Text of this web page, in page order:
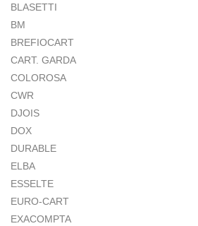
BLASETTI
BM
BREFIOCART
CART. GARDA
COLOROSA
CWR
DJOIS
DOX
DURABLE
ELBA
ESSELTE
EURO-CART
EXACOMPTA